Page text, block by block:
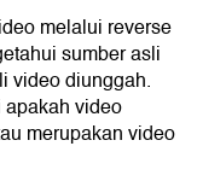
melalui reverse
sumber asli
video diunggah.
video
merupakan video